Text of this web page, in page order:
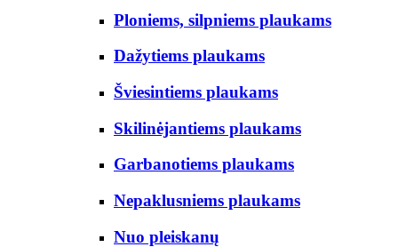
Ploniems, silpniems plaukams
Dažytiems plaukams
Šviesintiems plaukams
Skilinėjantiems plaukams
Garbanotiems plaukams
Nepaklusniems plaukams
Nuo pleiskanų